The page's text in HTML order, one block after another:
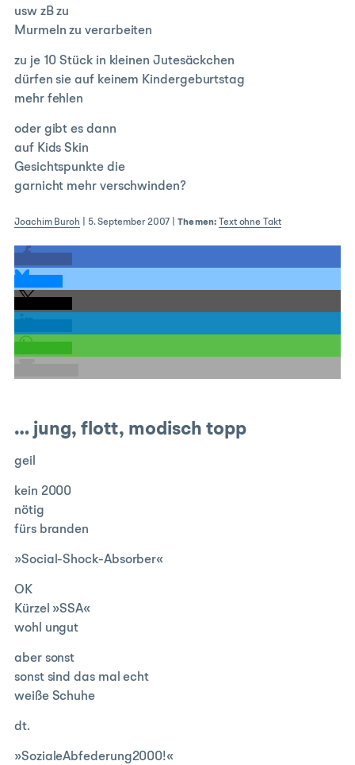
usw zB zu
Murmeln zu verarbeiten
zu je 10 Stück in kleinen Jutesäckchen
dürfen sie auf keinem Kindergeburtstag
mehr fehlen
oder gibt es dann
auf Kids Skin
Gesichtspunkte die
garnicht mehr verschwinden?
Joachim Buroh 5. September 2007 |Themen: Text ohne Takt
… jung, flott, modisch topp
geil
kein 2000
nötig
fürs branden
»Social-Shock-Absorber«
OK
Kürzel »SSA«
wohl ungut
aber sonst
sonst sind das mal echt
weiße Schuhe
dt.
»SozialeAbfederung2000!«